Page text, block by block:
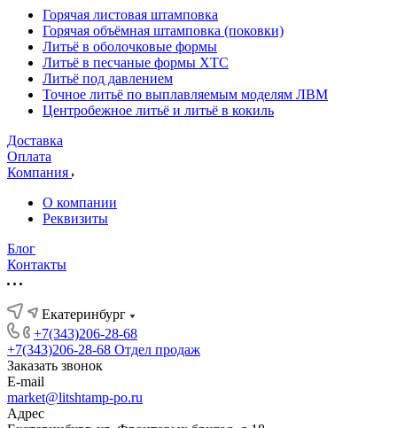
Горячая листовая штамповка
Горячая объёмная штамповка (поковки)
Литьё в оболочковые формы
Литьё в песчаные формы ХТС
Литьё под давлением
Точное литьё по выплавляемым моделям ЛВМ
Центробежное литьё и литьё в кокиль
Доставка
Оплата
Компания
О компании
Реквизиты
Блог
Контакты
Екатеринбург
+7(343)206-28-68
+7(343)206-28-68 Отдел продаж
Заказать звонок
E-mail
market@litshtamp-po.ru
Адрес